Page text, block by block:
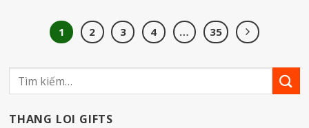
1 2 3 4 … 35
THANG LOI GIFTS